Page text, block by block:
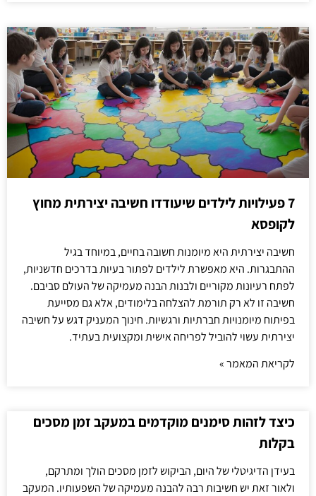
7 פעילויות לילדים שיעודדו חשיבה יצירתית מחוץ
לקופסא
חשיבה יצירתית היא מיומנות חשובה בחיים, במיוחד בגיל
ההתבגרות. היא מאפשרת לילדים לפתור בעיות בדרכים חדשניות,
לפתח רעיונות מקוריים ולבנות הבנה מעמיקה של העולם סביבם.
חשיבה זו לא רק תורמת להצלחה בלימודים, אלא גם מסייעת
בפיתוח מיומנויות חברתיות ורגשיות. חינוך המעניק דגש על חשיבה
יצירתית עשוי להוביל לפריחה אישית ומקצועית בעתיד.
לקריאת המאמר »
כיצד לזהות סימנים מוקדמים במעקב זמן מסכים
בקלות
בעידן הדיגיטלי של היום, הביקוש לזמן מסכים הולך ומתרקם,
ולאור זאת יש חשיבות רבה להבנה מעמיקה של השפעותיו. המעקב